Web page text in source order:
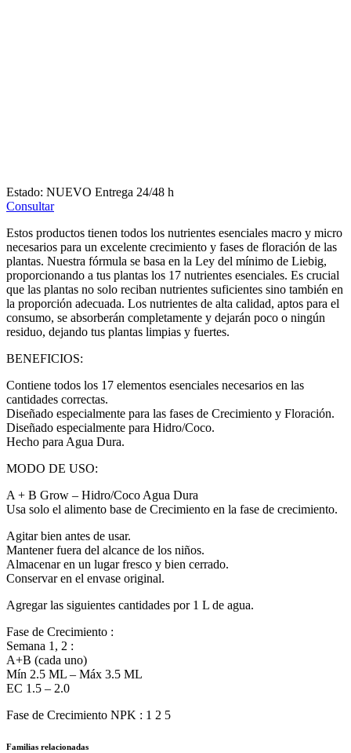
Estado: NUEVO Entrega 24/48 h
Consultar
Estos productos tienen todos los nutrientes esenciales macro y micro
necesarios para un excelente crecimiento y fases de floración de las
plantas. Nuestra fórmula se basa en la Ley del mínimo de Liebig,
proporcionando a tus plantas los 17 nutrientes esenciales. Es crucial
que las plantas no solo reciban nutrientes suficientes sino también en
la proporción adecuada. Los nutrientes de alta calidad, aptos para el
consumo, se absorberán completamente y dejarán poco o ningún
residuo, dejando tus plantas limpias y fuertes.
BENEFICIOS:
Contiene todos los 17 elementos esenciales necesarios en las
cantidades correctas.
Diseñado especialmente para las fases de Crecimiento y Floración.
Diseñado especialmente para Hidro/Coco.
Hecho para Agua Dura.
MODO DE USO:
A + B Grow – Hidro/Coco Agua Dura
Usa solo el alimento base de Crecimiento en la fase de crecimiento.
Agitar bien antes de usar.
Mantener fuera del alcance de los niños.
Almacenar en un lugar fresco y bien cerrado.
Conservar en el envase original.
Agregar las siguientes cantidades por 1 L de agua.
Fase de Crecimiento :
Semana 1, 2 :
A+B (cada uno)
Mín 2.5 ML – Máx 3.5 ML
EC 1.5 – 2.0
Fase de Crecimiento NPK : 1 2 5
Familias relacionadas